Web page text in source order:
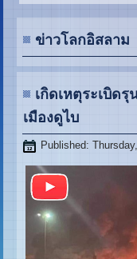
ข่าวโลกอิสลาม
เกิดเหตุระเบิด
เมืองดูไบ
Published: